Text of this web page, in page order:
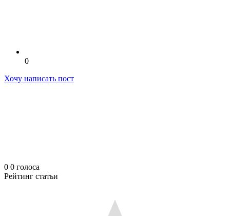
0
Хочу написать пост
0 0 голоса
Рейтинг статьи